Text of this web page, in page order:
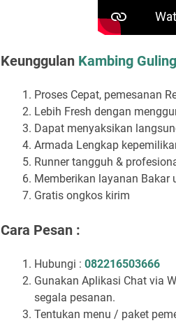
Keunggulan Kambing
Proses Cepat, pemesanan
Lebih Fresh dengan
Dapat menyaksikan
Armada Lengkap
Runner tangguh &
Memberikan layanan Bakar
Gratis ongkos kirim
Cara Pesan :
Hubungi : 082216503666
Gunakan Aplikasi Chat via
segala pesanan.
Tentukan menu / paket